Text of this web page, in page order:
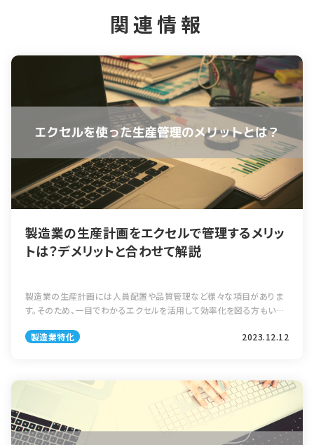
関連情報
製造業の生産計画をエクセルで管理するメリッ
トは？デメリットと合わせて解説
製造業の生産計画には人員配置や品質管理など様々な項目がありま
す。そのため、一目でわかるエクセルを活用して効率化を図る方もいる
か。そこで今回は製造業における […]
製造業特化 2023.12.12